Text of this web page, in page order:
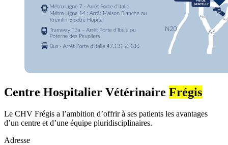
Centre Hospitalier Vétérinaire Frégis
Le CHV Frégis a l’ambition d’offrir à ses patients les avantages
d’un centre et d’une équipe pluridisciplinaires.
Adresse